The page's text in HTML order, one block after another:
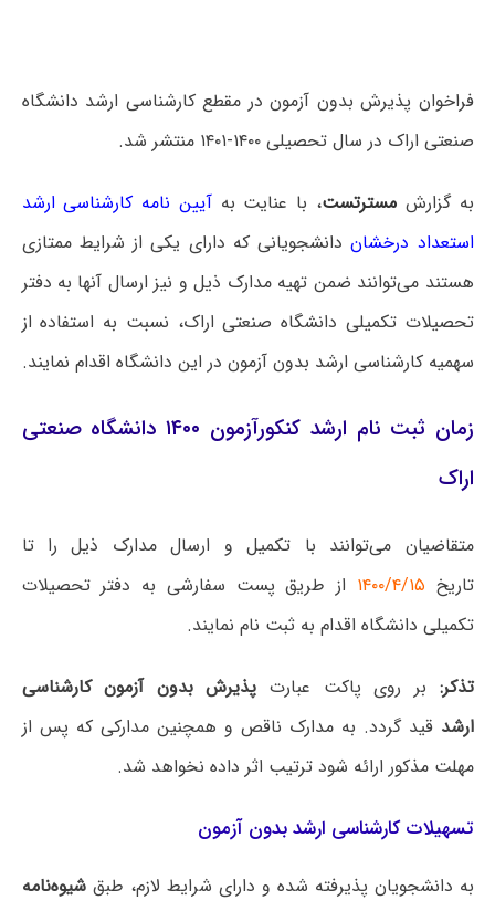
فراخوان پذیرش بدون آزمون در مقطع کارشناسی ارشد دانشگاه
صنعتی اراک در سال تحصیلی ۱۴۰۰-۱۴۰۱ منتشر شد.
به گزارشمسترتست، با عنایت بهآیین نامه کارشناسی ارشد
استعداد درخشاندانشجویانی که دارای یکی از شرایط ممتازی
هستند می‌توانند ضمن تهیه مدارک ذیل و نیز ارسال آنها به دفتر
تحصیلات تکمیلی دانشگاه صنعتی اراک، نسبت به استفاده از
سهمیه کارشناسی ارشد بدون آزمون در این دانشگاه اقدام نمایند.
زمان ثبت نام ارشد کنکورآزمون ۱۴۰۰ دانشگاه صنعتی
اراک
متقاضیان می‌توانند با تکمیل و ارسال مدارک ذیل را تا
تاریخ
از طریق پست سفارشی به دفتر تحصیلات
تکمیلی دانشگاه اقدام به ثبت نام نمایند.
تذکر: بر روی پاکت عبارت پذیرش بدون آزمون کارشناسی
ارشد قید گردد. به مدارک ناقص و همچنین مدارکی که پس از
مهلت مذکور ارائه شود ترتیب اثر داده نخواهد شد.
تسهیلات کارشناسی ارشد بدون آزمون
به دانشجویان پذیرفته شده و دارای شرایط لازم، طبقشیوه‌نامه